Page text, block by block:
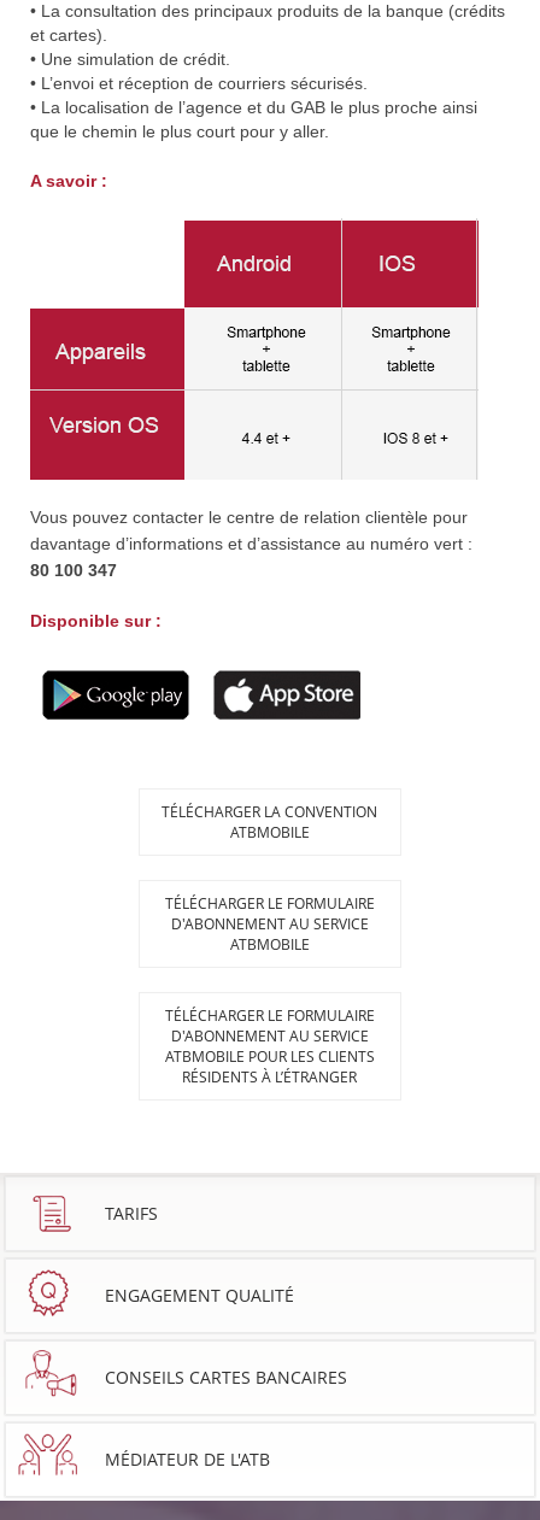
• La consultation des principaux produits de la banque (crédits
et cartes).
• Une simulation de crédit.
• L’envoi et réception de courriers sécurisés.
• La localisation de l’agence et du GAB le plus proche ainsi
que le chemin le plus court pour y aller.
A savoir :
Vous pouvez contacter le centre de relation clientèle pour
davantage d’informations et d’assistance au numéro vert :
80 100 347
Disponible sur :
TÉLÉCHARGER LA CONVENTION
ATBMOBILE
TÉLÉCHARGER LE FORMULAIRE
D'ABONNEMENT AU SERVICE
ATBMOBILE
TÉLÉCHARGER LE FORMULAIRE
D'ABONNEMENT AU SERVICE
ATBMOBILE POUR LES CLIENTS
RÉSIDENTS À L’ÉTRANGER
TARIFS
ENGAGEMENT QUALITÉ
CONSEILS CARTES BANCAIRES
MÉDIATEUR DE L'ATB